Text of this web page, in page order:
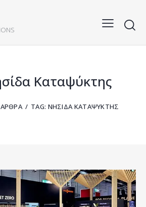
Καταψύκτης
TAG: ΝΗΣΊΔΑ ΚΑΤΑΨΎΚΤΗΣ